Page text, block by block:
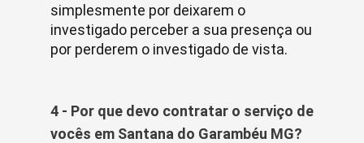
simplesmente por deixarem o
investigado perceber a sua presença ou
por perderem o investigado de vista.
4 - Por que devo contratar o serviço de
vocês em Santana do Garambéu MG?